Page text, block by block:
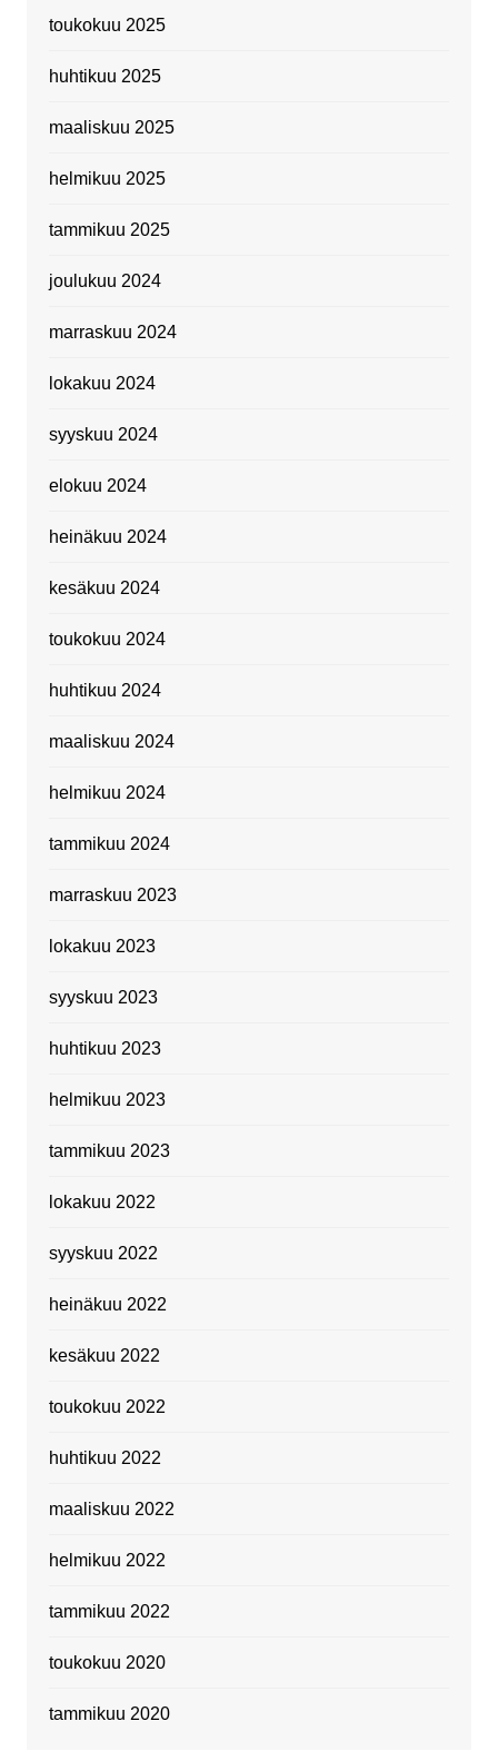
toukokuu 2025
huhtikuu 2025
maaliskuu 2025
helmikuu 2025
tammikuu 2025
joulukuu 2024
marraskuu 2024
lokakuu 2024
syyskuu 2024
elokuu 2024
heinäkuu 2024
kesäkuu 2024
toukokuu 2024
huhtikuu 2024
maaliskuu 2024
helmikuu 2024
tammikuu 2024
marraskuu 2023
lokakuu 2023
syyskuu 2023
huhtikuu 2023
helmikuu 2023
tammikuu 2023
lokakuu 2022
syyskuu 2022
heinäkuu 2022
kesäkuu 2022
toukokuu 2022
huhtikuu 2022
maaliskuu 2022
helmikuu 2022
tammikuu 2022
toukokuu 2020
tammikuu 2020